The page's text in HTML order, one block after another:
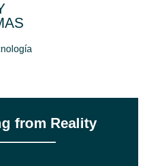
from Reality